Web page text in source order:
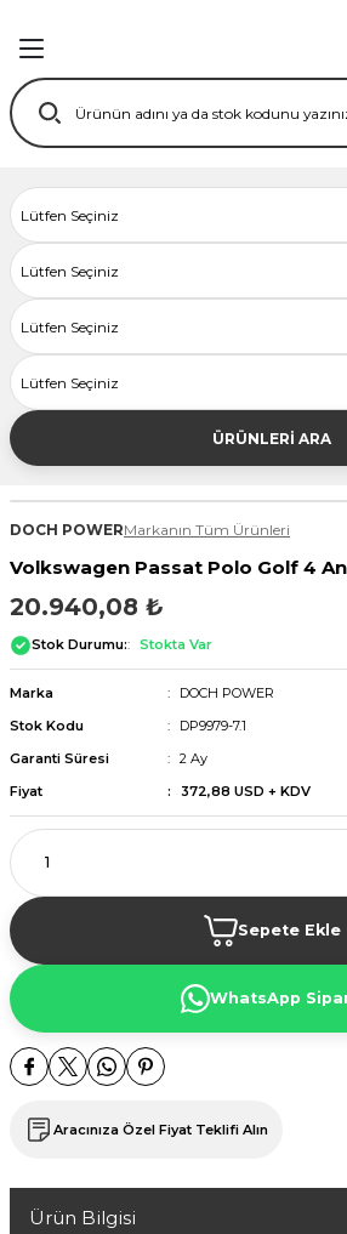
ÜRÜNLERİ ARA
DOCH POWERMarkanın Tüm Ürünleri
Volkswagen Passat Polo Golf 4
20.940,08 ₺
Stok Durumu: Stokta Var
Marka
DOCH POWER
Stok Kodu
DP9979-7.1
Garanti Süresi
2 Ay
Fiyat
372,88 USD + KDV
Sepete Ekle
WhatsApp
Aracınıza Özel Fiyat Teklifi Alın
Ürün Bilgisi